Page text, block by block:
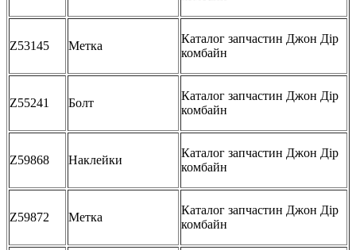
Z53145 Метка
Каталог запчастин Джон Дір
комбайн
Z55241 Болт
Каталог запчастин Джон Дір
комбайн
Z59868 Наклейки
Каталог запчастин Джон Дір
комбайн
Z59872 Метка
Каталог запчастин Джон Дір
комбайн